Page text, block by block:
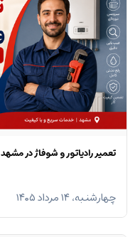
تعمیر رادیاتور و شوفاژ در مشهد 09157058912
چهارشنبه، ۱۴ مرداد ۱۴۰۵